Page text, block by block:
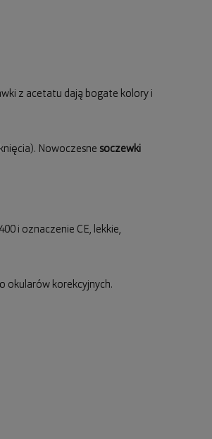
z acetatu dają bogate kolory i
Nowoczesne soczewki
i oznaczenie CE, lekkie,
okularów korekcyjnych.